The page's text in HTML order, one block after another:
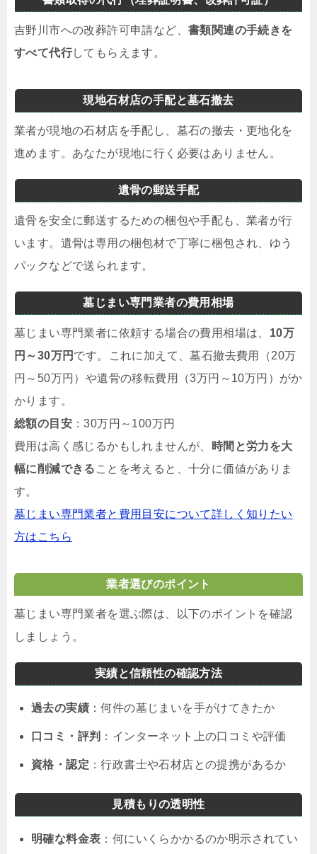
吉野川市への改葬許可申請など、 書類関連の手続きを
すべて代行してもらえます。
現地石材店の手配と墓石撤去
業者が現地の石材店を手配し、墓石の撤去・更地化を
進めます。あなたが現地に行く必要はありません。
遺骨の郵送手配
遺骨を安全に郵送するための梱包や手配も、業者が行
います。遺骨は専用の梱包材で丁寧に梱包され、ゆう
パックなどで送られます。
墓じまい専門業者の費用相場
墓じまい専門業者に依頼する場合の費用相場は、 10万
円～30万円 です。これに加えて、墓石撤去費用（20万
円～50万円）や遺骨の移転費用（3万円～10万円）がか
かります。
総額の目安 ：30万円～100万円
費用は高く感じるかもしれませんが、
時間と労力を大
幅に削減できる ことを考えると、十分に価値がありま
す。
墓じまい専門業者と費用目安について詳しく知りたい
方はこちら
業者選びのポイント
墓じまい専門業者を選ぶ際は、以下のポイントを確認
しましょう。
実績と信頼性の確認方法
過去の実績 ：何件の墓じまいを手がけてきたか
口コミ・評判 ：インターネット上の口コミや評価
資格・認定 ：行政書士や石材店との提携があるか
見積もりの透明性
明確な料金表 ：何にいくらかかるのか明示されてい